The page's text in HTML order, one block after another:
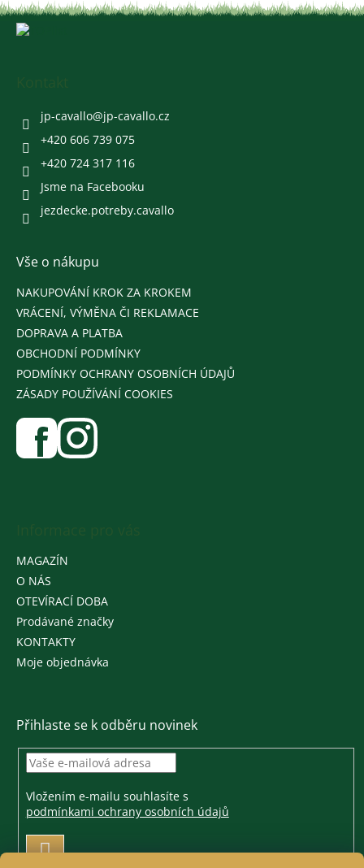
jp-cavallo@jp-cavallo.cz
+420 606 739 075
+420 724 317 116
Jsme na Facebooku
jezdecke.potreby.cavallo
Vše o nákupu
NAKUPOVÁNÍ KROK ZA KROKEM
VRÁCENÍ, VÝMĚNA ČI REKLAMACE
DOPRAVA A PLATBA
OBCHODNÍ PODMÍNKY
PODMÍNKY OCHRANY OSOBNÍCH ÚDAJŮ
ZÁSADY POUŽÍVÁNÍ COOKIES
MAGAZÍN
O NÁS
OTEVÍRACÍ DOBA
Prodávané značky
KONTAKTY
Moje objednávka
Přihlaste se k odběru novinek
Vložením e-mailu souhlasíte s
podmínkami ochrany osobních údajů
PŘIHLÁSIT